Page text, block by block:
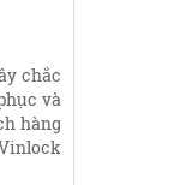
chắc
và
hàng